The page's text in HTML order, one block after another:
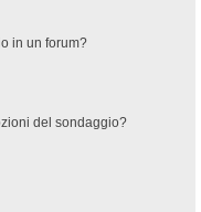
in un forum?
del sondaggio?